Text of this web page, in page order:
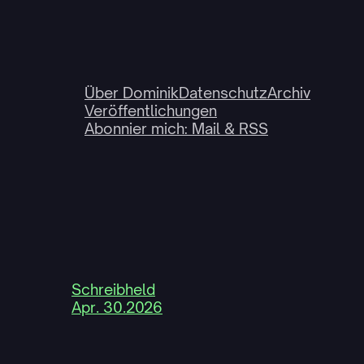
Über DominikDatenschutzArchiv
Veröffentlichungen
Abonnier mich: Mail & RSS
Schreibheld
Apr. 30.2026